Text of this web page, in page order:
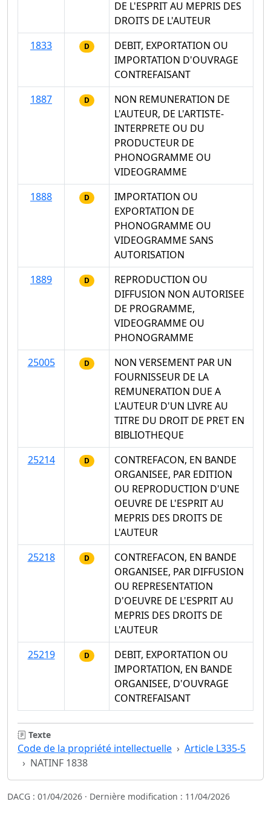
DE L'ESPRIT AU MEPRIS DES
DROITS DE L'AUTEUR
1833
D
DEBIT, EXPORTATION OU
IMPORTATION D'OUVRAGE
CONTREFAISANT
1887
D
NON REMUNERATION DE
L'AUTEUR, DE L'ARTISTE-
INTERPRETE OU DU
PRODUCTEUR DE
PHONOGRAMME OU
VIDEOGRAMME
1888
D
IMPORTATION OU
EXPORTATION DE
PHONOGRAMME OU
VIDEOGRAMME SANS
AUTORISATION
1889
D
REPRODUCTION OU
DIFFUSION NON AUTORISEE
DE PROGRAMME,
VIDEOGRAMME OU
PHONOGRAMME
25005
D
NON VERSEMENT PAR UN
FOURNISSEUR DE LA
REMUNERATION DUE A
L'AUTEUR D'UN LIVRE AU
TITRE DU DROIT DE PRET EN
BIBLIOTHEQUE
25214
D
CONTREFACON, EN BANDE
ORGANISEE, PAR EDITION
OU REPRODUCTION D'UNE
OEUVRE DE L'ESPRIT AU
MEPRIS DES DROITS DE
L'AUTEUR
25218
D
CONTREFACON, EN BANDE
ORGANISEE, PAR DIFFUSION
OU REPRESENTATION
D'OEUVRE DE L'ESPRIT AU
MEPRIS DES DROITS DE
L'AUTEUR
25219
D
DEBIT, EXPORTATION OU
IMPORTATION, EN BANDE
ORGANISEE, D'OUVRAGE
CONTREFAISANT
Texte
Code de la propriété intellectuelle
Article L335-5
NATINF 1838
DACG : 01/04/2026 · Dernière modification : 11/04/2026